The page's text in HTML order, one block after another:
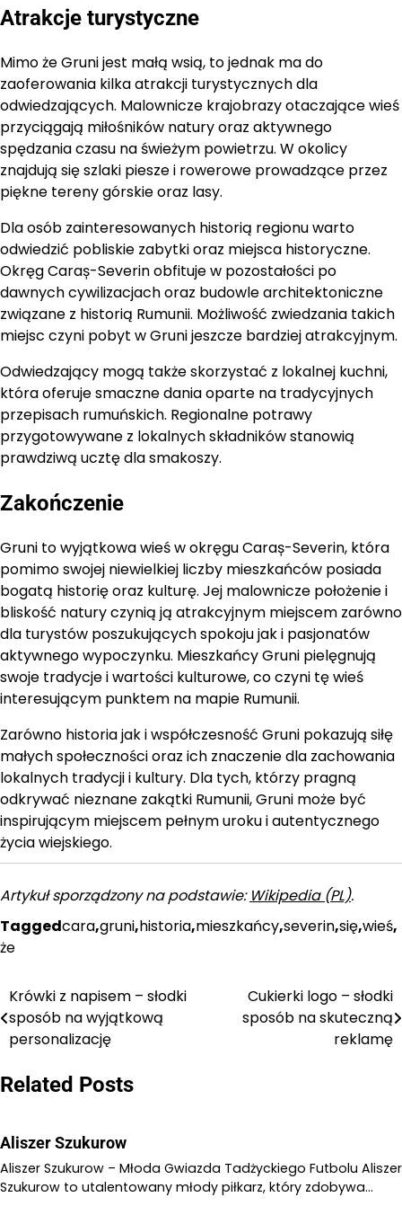
Atrakcje turystyczne
Mimo że Gruni jest małą wsią, to jednak ma do
zaoferowania kilka atrakcji turystycznych dla
odwiedzających. Malownicze krajobrazy otaczające wieś
przyciągają miłośników natury oraz aktywnego
spędzania czasu na świeżym powietrzu. W okolicy
znajdują się szlaki piesze i rowerowe prowadzące przez
piękne tereny górskie oraz lasy.
Dla osób zainteresowanych historią regionu warto
odwiedzić pobliskie zabytki oraz miejsca historyczne.
Okręg Caraș-Severin obfituje w pozostałości po
dawnych cywilizacjach oraz budowle architektoniczne
związane z historią Rumunii. Możliwość zwiedzania takich
miejsc czyni pobyt w Gruni jeszcze bardziej atrakcyjnym.
Odwiedzający mogą także skorzystać z lokalnej kuchni,
która oferuje smaczne dania oparte na tradycyjnych
przepisach rumuńskich. Regionalne potrawy
przygotowywane z lokalnych składników stanowią
prawdziwą ucztę dla smakoszy.
Zakończenie
Gruni to wyjątkowa wieś w okręgu Caraș-Severin, która
pomimo swojej niewielkiej liczby mieszkańców posiada
bogatą historię oraz kulturę. Jej malownicze położenie i
bliskość natury czynią ją atrakcyjnym miejscem zarówno
dla turystów poszukujących spokoju jak i pasjonatów
aktywnego wypoczynku. Mieszkańcy Gruni pielęgnują
swoje tradycje i wartości kulturowe, co czyni tę wieś
interesującym punktem na mapie Rumunii.
Zarówno historia jak i współczesność Gruni pokazują siłę
małych społeczności oraz ich znaczenie dla zachowania
lokalnych tradycji i kultury. Dla tych, którzy pragną
odkrywać nieznane zakątki Rumunii, Gruni może być
inspirującym miejscem pełnym uroku i autentycznego
życia wiejskiego.
Artykuł sporządzony na podstawie: Wikipedia (PL).
Taggedcara,gruni,historia,mieszkańcy,severin,się,wieś,
że
Nawigacja
wpisu
Krówki z napisem – słodki
sposób na wyjątkową
personalizację
Cukierki logo – słodki
sposób na skuteczną
reklamę
Related Posts
Aliszer Szukurow
Aliszer Szukurow – Młoda Gwiazda Tadżyckiego Futbolu Aliszer
Szukurow to utalentowany młody piłkarz, który zdobywa…